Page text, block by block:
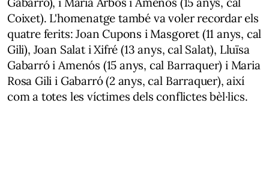
Coixet). L'homenatge també va voler recordar els
quatre ferits: Joan Cupons i Masgoret (11 anys, cal
Gili), Joan Salat i Xifré (13 anys, cal Salat), Lluïsa
Gabarró i Amenós (15 anys, cal Barraquer) i Maria
Rosa Gili i Gabarró (2 anys, cal Barraquer), així
com a totes les víctimes dels conflictes bèl·lics.